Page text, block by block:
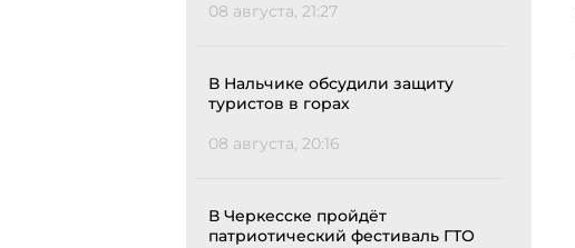
08 августа, 21:27
В Нальчике обсудили защиту
туристов в горах
08 августа, 20:16
В Черкесске пройдёт
патриотический фестиваль ГТО